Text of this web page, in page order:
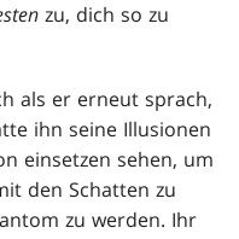
zu, dich so zu
als er erneut sprach,
ihn seine Illusionen
einsetzen sehen, um
den Schatten zu
zu werden. Ihr